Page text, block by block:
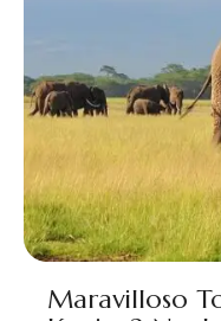
Maravilloso